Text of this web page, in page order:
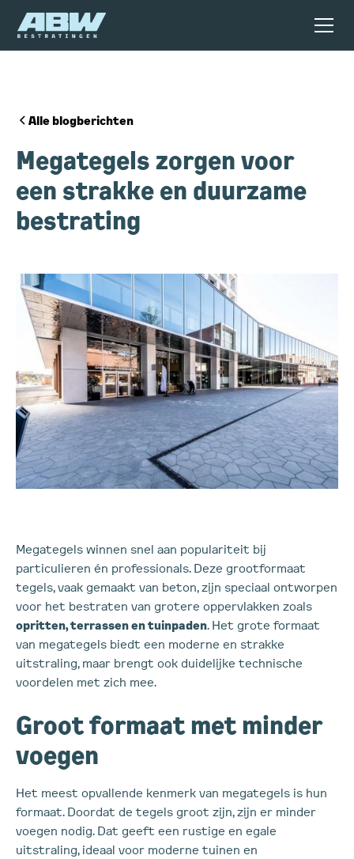
Alle blogberichten
Megategels zorgen voor
een strakke en duurzame
bestrating
Megategels winnen snel aan populariteit bij
particulieren én professionals. Deze grootformaat
tegels, vaak gemaakt van beton, zijn speciaal ontworpen
voor het bestraten van grotere oppervlakken zoals
opritten, terrassen en tuinpaden. Het grote formaat
van megategels biedt een moderne en strakke
uitstraling, maar brengt ook duidelijke technische
voordelen met zich mee.
Groot formaat met minder
voegen
Het meest opvallende kenmerk van megategels is hun
formaat. Doordat de tegels groot zijn, zijn er minder
voegen nodig. Dat geeft een rustige en egale
uitstraling, ideaal voor moderne tuinen en